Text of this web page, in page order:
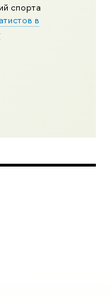
спорта
в